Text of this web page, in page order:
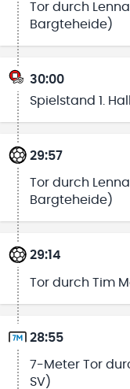
Tor durch
Bargteheide)
30:00
Spielstand 1.
29:57
Tor durch
Bargteheide)
29:14
Tor durch Tim
28:55
7-Meter Tor
SV)